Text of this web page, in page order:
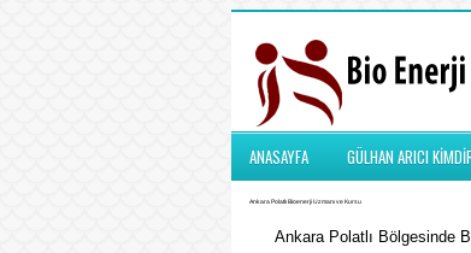
ANASAYFA GÜLHAN ARICI
Ankara Polatlı Bioenerji Uzmanı ve Kursu
Ankara Polatlı Bölgesinde